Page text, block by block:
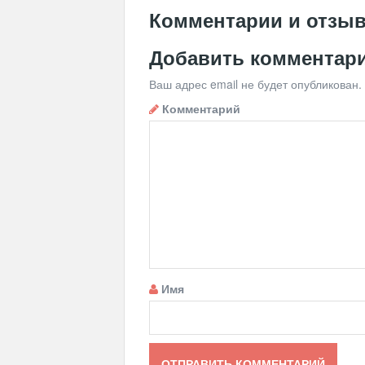
Комментарии и
Добавить
Ваш адрес email не будет опубликован.
Комментарий
Имя